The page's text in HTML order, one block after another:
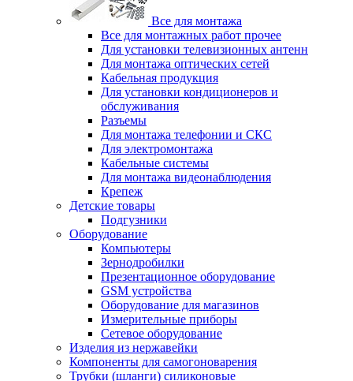
Все для монтажа
Все для монтажных работ прочее
Для установки телевизионных антенн
Для монтажа оптических сетей
Кабельная продукция
Для установки кондиционеров и
обслуживания
Разъемы
Для монтажа телефонии и СКС
Для электромонтажа
Кабельные системы
Для монтажа видеонаблюдения
Крепеж
Детские товары
Подгузники
Оборудование
Компьютеры
Зернодробилки
Презентационное оборудование
GSM устройства
Оборудование для магазинов
Измерительные приборы
Сетевое оборудование
Изделия из нержавейки
Компоненты для самогоноварения
Трубки (шланги) силиконовые